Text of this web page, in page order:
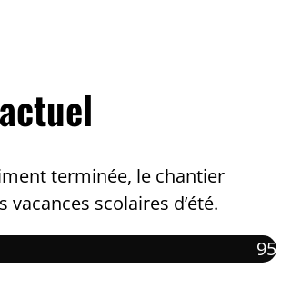
terminée, le chantier
scolaires d’été.
95%